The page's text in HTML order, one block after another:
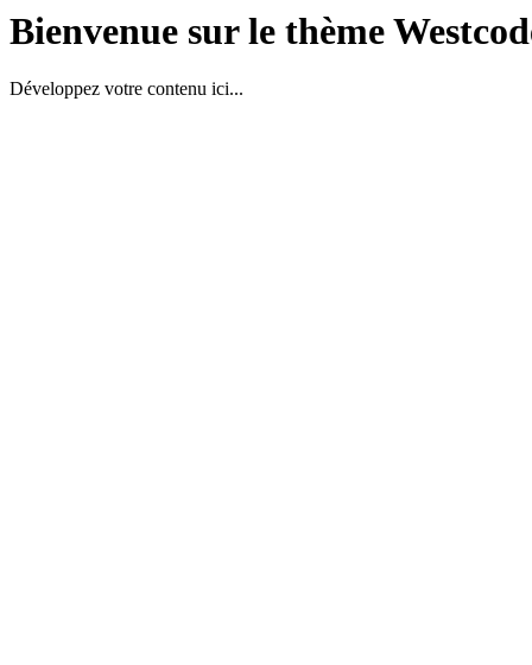
Bienvenue sur le thème
Développez votre contenu ici...